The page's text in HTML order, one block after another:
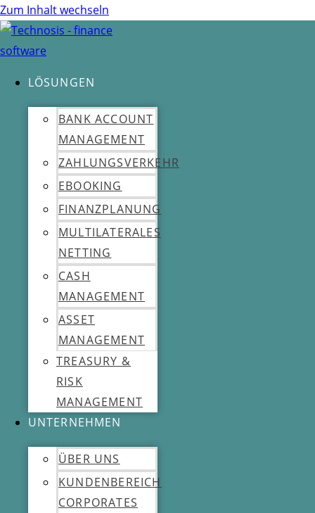
Besuche Beispielseite
Zum Inhalt wechseln
LÖSUNGEN
BANK ACCOUNT
MANAGEMENT
ZAHLUNGSVERKEHR
EBOOKING
FINANZPLANUNG
MULTILATERALES
NETTING
CASH
MANAGEMENT
ASSET
MANAGEMENT
TREASURY &
RISK
MANAGEMENT
UNTERNEHMEN
ÜBER UNS
KUNDENBEREICH
CORPORATES